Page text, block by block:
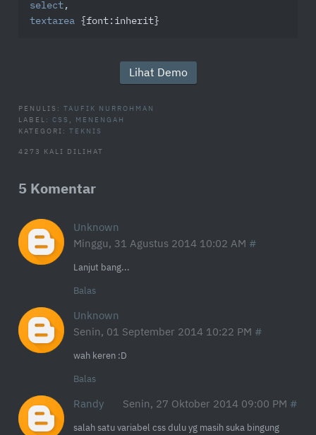
select
textarea { font :inherit}
Lihat Demo
PENULIS: TAUFIK NURROHMAN
LABEL: CSS , MENENGAH
KATEGORI: TEKNIS
4273 KALI DILIHAT
5 Komentar
Unknown
Minggu, 31 Agustus 2014 10:02 AM
Lanjut bang...
Balas
Unknown
Senin, 01 September 2014 10:22 PM
wah keren :D
Balas
Randy Senin, 27 Oktober 2014 09:00 PM
salah satu variabel css dulu yg masih suka bingung